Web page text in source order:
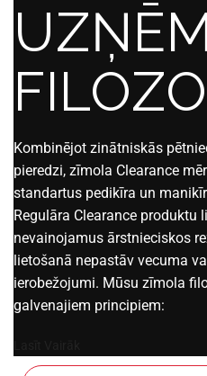
Kombinējot zinātniskās
pieredzi, zīmola Clearance
standartus pedikīra un
Regulāra Clearance produktu
nevainojamus ārstnieciskos
lietošanā nepastāv vecuma
ierobežojumi. Mūsu zīmola
galvenajiem principiem: